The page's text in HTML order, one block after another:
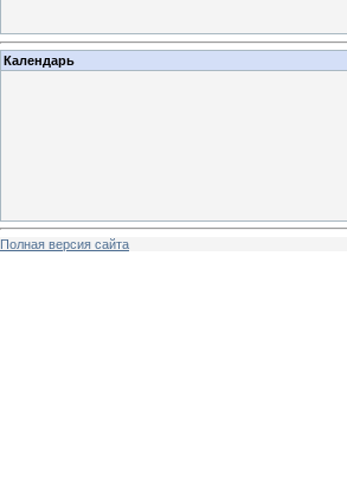
Календарь
Полная версия сайта